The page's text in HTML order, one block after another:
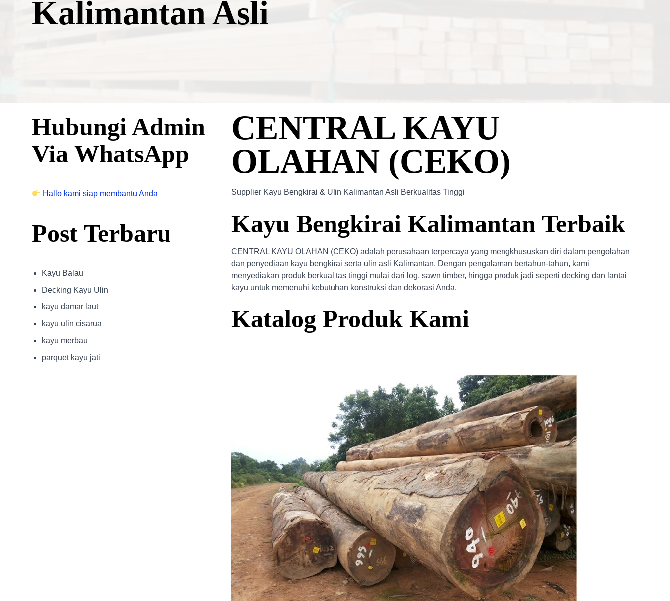
Kalimantan Asli
CENTRAL KAYU
OLAHAN (CEKO)
Supplier Kayu Bengkirai & Ulin Kalimantan Asli Berkualitas Tinggi
Kayu Bengkirai Kalimantan Terbaik
CENTRAL KAYU OLAHAN (CEKO) adalah perusahaan terpercaya yang mengkhususkan diri dalam pengolahan
dan penyediaan kayu bengkirai serta ulin asli Kalimantan. Dengan pengalaman bertahun-tahun, kami
menyediakan produk berkualitas tinggi mulai dari log, sawn timber, hingga produk jadi seperti decking dan lantai
kayu untuk memenuhi kebutuhan konstruksi dan dekorasi Anda.
Katalog Produk Kami
Hubungi Admin
Via WhatsApp
Hallo kami siap membantu Anda
Post Terbaru
Kayu Balau
Decking Kayu Ulin
kayu damar laut
kayu ulin cisarua
kayu merbau
parquet kayu jati